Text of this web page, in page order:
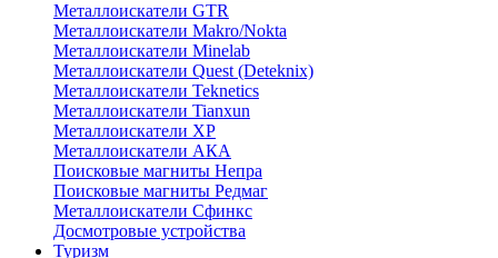
Металлоискатели GTR
Металлоискатели Makro/Nokta
Металлоискатели Minelab
Металлоискатели Quest (Deteknix)
Металлоискатели Teknetics
Металлоискатели Tianxun
Металлоискатели XP
Металлоискатели АКА
Поисковые магниты Непра
Поисковые магниты Редмаг
Металлоискатели Сфинкс
Досмотровые устройства
Туризм